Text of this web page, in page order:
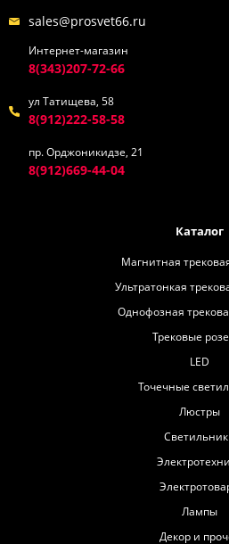
sales@prosvet66.ru
Интернет-магазин
8(343)207-72-66
ул Татищева, 58
8(912)222-58-58
пр. Орджоникидзе, 21
8(912)669-44-04
Каталог
Магнитная
Ультратонкая
Однофозная
Трековые
LED
Точечные
Люстры
Лампы
Декор и